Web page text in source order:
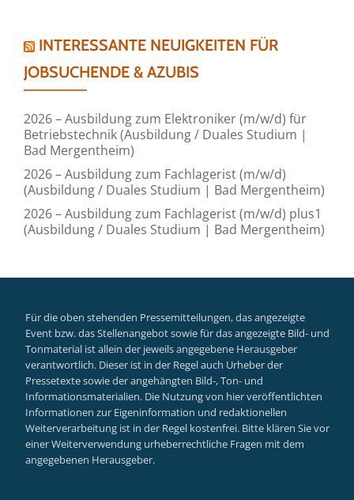
INTERESSANTE NEUIGKEITEN FÜR
JOBSUCHENDE & AZUBIS
2026 – Ausbildung zum Elektroniker (m/w/d) für
Betriebstechnik (Ausbildung / Duales Studium |
Bad Mergentheim)
2026 – Ausbildung zum Fachlagerist (m/w/d)
(Ausbildung / Duales Studium | Bad Mergentheim)
2026 – Ausbildung zum Fachlagerist (m/w/d) plus1
(Ausbildung / Duales Studium | Bad Mergentheim)
Für die oben stehenden Pressemitteilungen, das angezeigte
Event bzw. das Stellenangebot sowie für das angezeigte Bild- und
Tonmaterial ist allein der jeweils angegebene Herausgeber
verantwortlich. Dieser ist in der Regel auch Urheber der
Pressetexte sowie der angehängten Bild-, Ton- und
Informationsmaterialien. Die Nutzung von hier veröffentlichten
Informationen zur Eigeninformation und redaktionellen
Weiterverarbeitung ist in der Regel kostenfrei. Bitte klären Sie vor
einer Weiterverwendung urheberrechtliche Fragen mit dem
angegebenen Herausgeber.